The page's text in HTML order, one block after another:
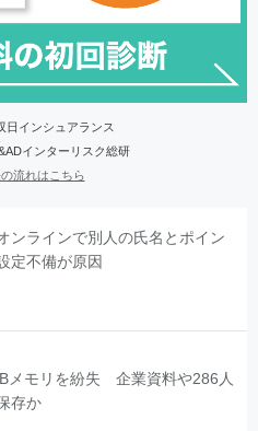
日インシュアランス
インターリスク総研
流れはこちら
ンラインで別人の氏名とポイン
定不備が原因
メモリを紛失 企業資料や286人
存か